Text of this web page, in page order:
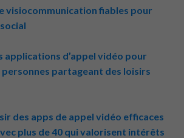
visiocommunication fiables pour
applications d’appel vidéo pour
partageant des loisirs
des apps de appel vidéo efficaces
plus de 40 qui valorisent intérêts